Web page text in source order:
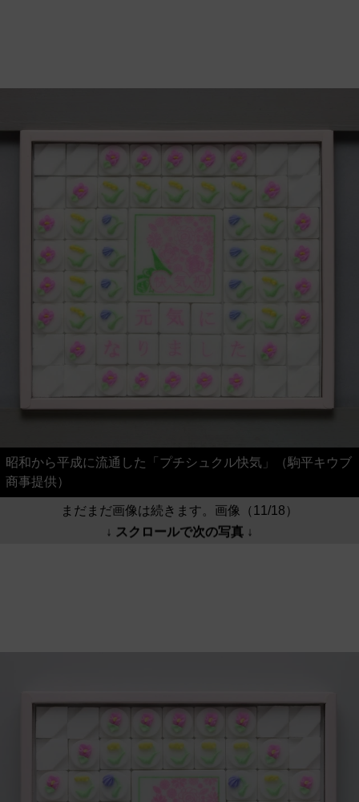
昭和から平成に流通した「プチシュクル快気」（駒平キウブ
商事提供）
まだまだ画像は続きます。画像（11/18）
↓ スクロールで次の写真 ↓